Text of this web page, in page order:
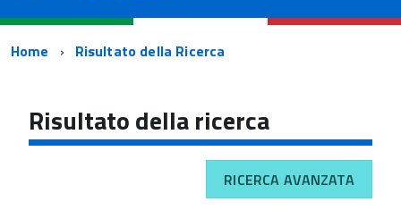
Percorso
navigazione
Home Risultato della Ricerca
Risultato della ricerca
RICERCA AVANZATA